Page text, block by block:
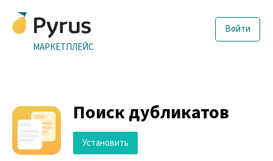
МАРКЕТПЛЕЙС
Войти
Поиск дубликатов
Установить